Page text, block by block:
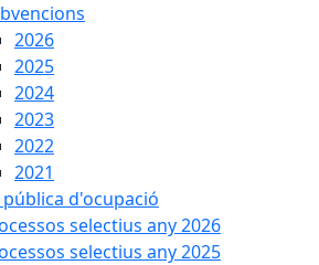
2026
2025
2024
2023
2022
2021
d'ocupació
selectius any 2026
selectius any 2025